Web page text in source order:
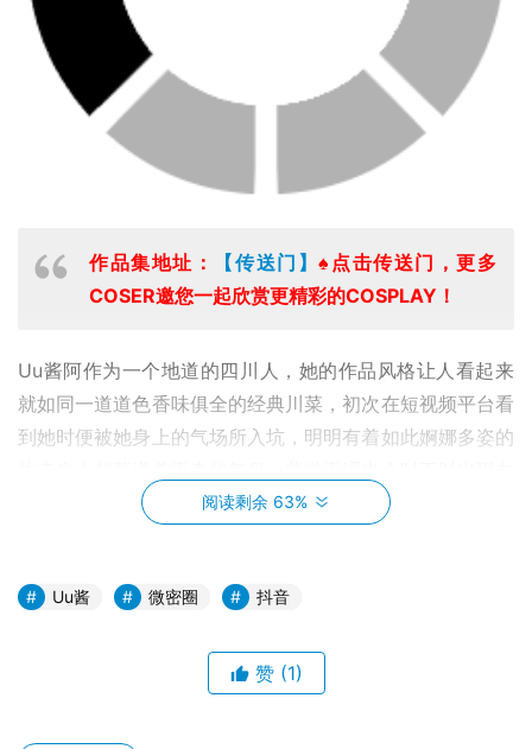
作品集地址： 【传送门】♠点击传送门，更多
COSER邀您一起欣赏更精彩的COSPLAY！
Uu酱阿作为一个地道的四川人，她的作品风格让人看起来
就如同一道道色香味俱全的经典川菜，初次在短视频平台看
到她时便被她身上的气场所入坑，明明有着如此婀娜多姿的
她的脸庞上，只是腮红的出现让原本不可视的他们有了形
那好似永远都不会枯竭的活力，以至于每每见到她时都会有
阅读剩余 63%
Uu酱 微密圈 抖音
赞 (1)